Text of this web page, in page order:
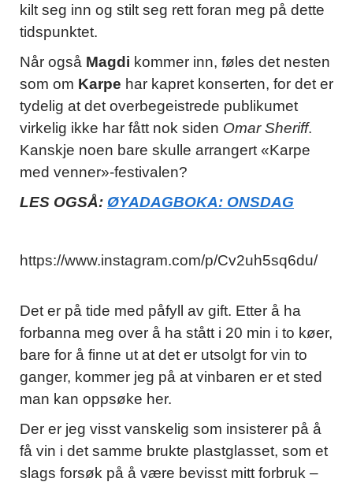
kilt seg inn og stilt seg rett foran meg på dette
tidspunktet.
Når også Magdi kommer inn, føles det nesten
som om Karpe har kapret konserten, for det er
tydelig at det overbegeistrede publikumet
virkelig ikke har fått nok siden Omar Sheriff.
Kanskje noen bare skulle arrangert «Karpe
med venner»-festivalen?
LES OGSÅ: ØYADAGBOKA: ONSDAG
https://www.instagram.com/p/Cv2uh5sq6du/
Det er på tide med påfyll av gift. Etter å ha
forbanna meg over å ha stått i 20 min i to køer,
bare for å finne ut at det er utsolgt for vin to
ganger, kommer jeg på at vinbaren er et sted
man kan oppsøke her.
Der er jeg visst vanskelig som insisterer på å
få vin i det samme brukte plastglasset, som et
slags forsøk på å være bevisst mitt forbruk –